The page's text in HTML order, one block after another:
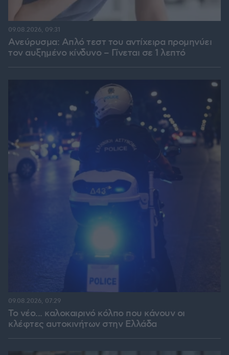
Ανεύρυσμα: Απλό τεστ του αντίχειρα προμηνύει
τον αυξημένο κίνδυνο – Γίνεται σε 1 λεπτό
09.08.2026, 09:31
Το νέο... καλοκαιρινό κόλπο που κάνουν οι
κλέφτες αυτοκινήτων στην Ελλάδα
09.08.2026, 07:29